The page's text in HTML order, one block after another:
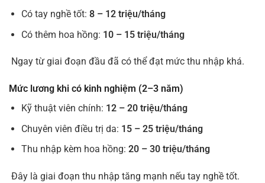
Có tay nghề tốt: 8 – 12 triệu/tháng
Có thêm hoa hồng: 10 – 15 triệu/tháng
Ngay từ giai đoạn đầu đã có thể đạt mức thu nhập khá.
Mức lương khi có kinh nghiệm (2–3 năm)
Kỹ thuật viên chính: 12 – 20 triệu/tháng
Chuyên viên điều trị da: 15 – 25 triệu/tháng
Thu nhập kèm hoa hồng: 20 – 30 triệu/tháng
Đây là giai đoạn thu nhập tăng mạnh nếu tay nghề tốt.